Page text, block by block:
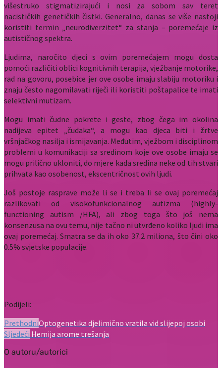
višestruko stigmatizirajući i nosi za sobom sav teret
nacističkih genetičkih čistki. Generalno, danas se više nastoji
koristiti termin „neurodiverzitet“ za stanja – poremećaje iz
autističnog spektra.
Ljudima, naročito djeci s ovim poremećajem mogu dosta
pomoći različiti oblici kognitivnih terapija, vježbanje motorike,
rad na govoru, posebice jer ove osobe imaju slabiju motoriku i
znaju često nagomilavati riječi ili koristiti poštapalice te imati
selektivni mutizam.
Mogu imati čudne pokrete i geste, zbog čega im okolina
nadijeva epitet „čudaka“, a mogu kao djeca biti i žrtve
vršnjačkog nasilja i ismijavanja. Međutim, vježbom i disciplinom
problemi u komunikaciji sa sredinom koje ove osobe imaju se
mogu prilično ukloniti, do mjere kada sredina neke od tih stvari
prihvata kao osobenost, ekscentričnost ovih ljudi.
Još postoje rasprave može li se i treba li se ovaj poremećaj
razlikovati od visokofunkcionalnog autizma (highly-
functioning autism /HFA), ali zbog toga što još nema
konsenzusa na ovu temu, nije tačno ni utvrđeno koliko ljudi ima
ovaj poremećaj. Smatra se da ih oko 37.2 miliona, što čini oko
0.5% svjetske populacije.
Podijeli:
PrethodniOptogenetika djelimično vratila vid slijepoj osobi
Sljedeći Hemija arome trešanja
O autoru/autorici